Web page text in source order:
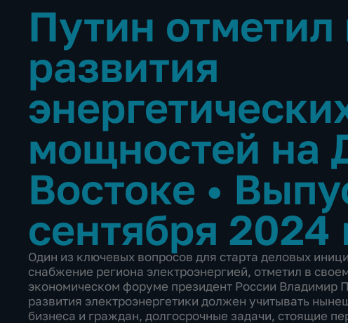
Путин
развития
мощностей на
Востоке •
сентября 2024
Один из ключевых вопросов для старта деловых
снабжение региона электроэнергией, отметил в
экономическом форуме президент России Владимир
развития электроэнергетики должен учитывать
бизнеса и граждан, долгосрочные задачи, стоящие